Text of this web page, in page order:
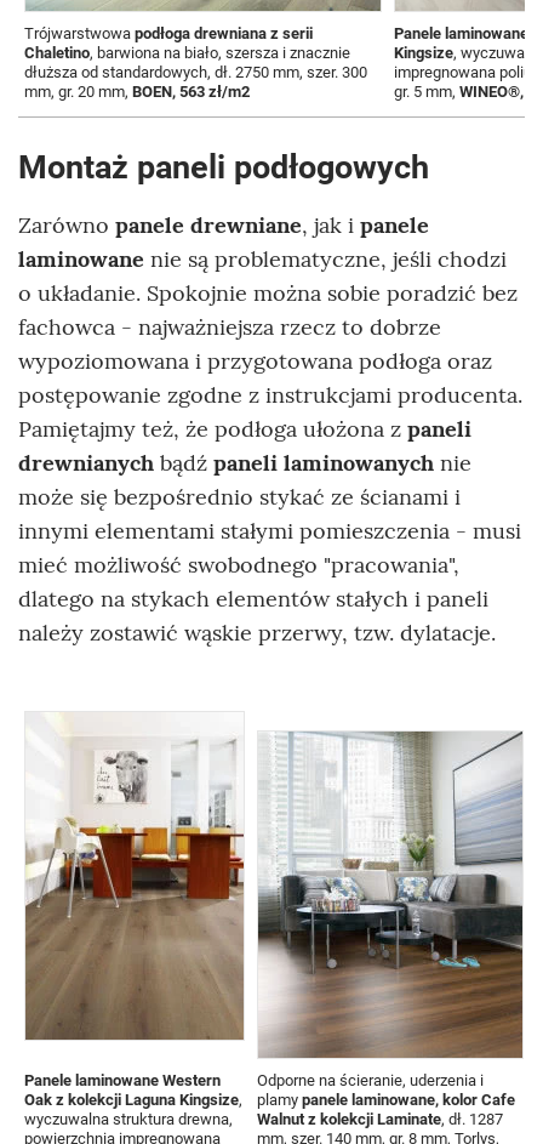
Trójwarstwowa podłoga drewniana z serii
Chaletino, barwiona na biało, szersza i znacznie
dłuższa od standardowych, dł. 2750 mm, szer. 300
mm, gr. 20 mm, BOEN, 563 zł/m2
Panele laminowane
Kingsize,
impregnowana
gr. 5 mm, WINEO®,
Montaż paneli podłogowych
Zarówno panele drewniane, jak i panele
laminowane nie są problematyczne, jeśli chodzi
o układanie. Spokojnie można sobie poradzić bez
fachowca - najważniejsza rzecz to dobrze
wypoziomowana i przygotowana podłoga oraz
postępowanie zgodne z instrukcjami producenta.
Pamiętajmy też, że podłoga ułożona z paneli
drewnianych bądź paneli laminowanych nie
może się bezpośrednio stykać ze ścianami i
innymi elementami stałymi pomieszczenia - musi
mieć możliwość swobodnego "pracowania",
dlatego na stykach elementów stałych i paneli
należy zostawić wąskie przerwy, tzw. dylatacje.
Panele laminowane Western
Oak z kolekcji Laguna Kingsize,
wyczuwalna struktura drewna,
powierzchnia impregnowana
Odporne na ścieranie, uderzenia i
plamy panele laminowane, kolor Cafe
Walnut z kolekcji Laminate, dł. 1287
mm, szer. 140 mm, gr. 8 mm, Torlys,